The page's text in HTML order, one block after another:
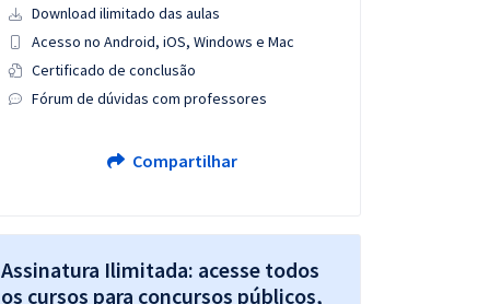
Download ilimitado das aulas
Acesso no Android, iOS, Windows e Mac
Certificado de conclusão
Fórum de dúvidas com professores
Compartilhar
Assinatura Ilimitada: acesse todos
os cursos para concursos públicos,